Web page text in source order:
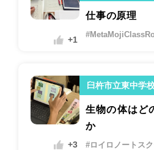
+1
仕事の原理
臼杵市立東中学
+3
生物の体はど
か
#ロイロノートス